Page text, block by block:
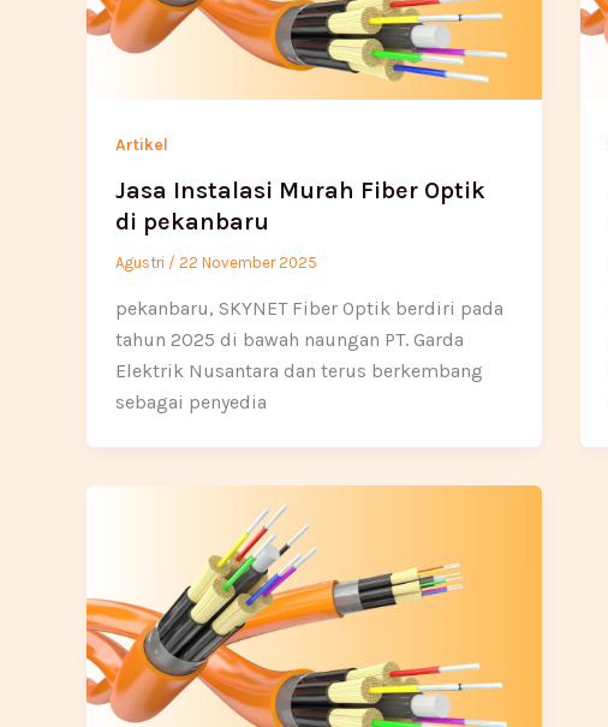
Artikel
Jasa Instalasi Murah Fiber Optik
di pekanbaru
Agustri / 22 November 2025
pekanbaru, SKYNET Fiber Optik berdiri pada
tahun 2025 di bawah naungan PT. Garda
Elektrik Nusantara dan terus berkembang
sebagai penyedia